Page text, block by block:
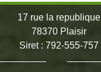
17 rue la republique
78370 Plaisir
Siret : 792-555-757